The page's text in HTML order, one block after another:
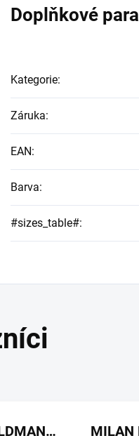
Doplňkové
Kategorie:
Záruka:
EAN:
Barva:
#sizes_table#:
JAROSLAVA VALDMANOVA MILAN